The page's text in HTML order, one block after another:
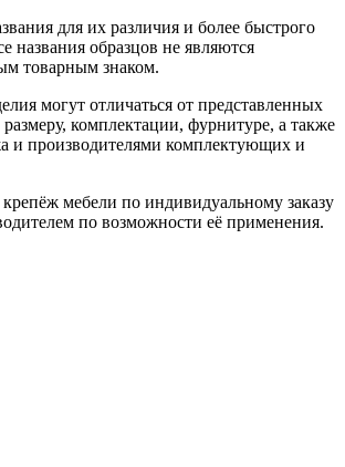
для их различия и более быстрого
названия образцов не являются
товарным знаком.
могут отличаться от представленных
размеру, комплектации, фурнитуре, а также
и производителями комплектующих и
мебели по индивидуальному заказу
по возможности её применения.